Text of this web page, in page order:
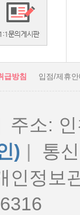
급방침 입점/제휴
주소:
) |
통
인정보